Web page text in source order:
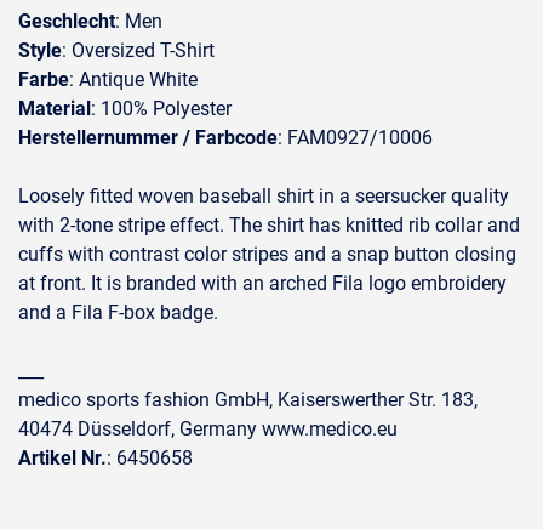
Geschlecht: Men
Style: Oversized T-Shirt
Farbe: Antique White
Material: 100% Polyester
Herstellernummer / Farbcode: FAM0927/10006
Loosely fitted woven baseball shirt in a seersucker quality
with 2-tone stripe effect. The shirt has knitted rib collar and
cuffs with contrast color stripes and a snap button closing
at front. It is branded with an arched Fila logo embroidery
and a Fila F-box badge.
medico sports fashion GmbH, Kaiserswerther Str. 183,
40474 Düsseldorf, Germany www.medico.eu
Artikel Nr.: 6450658